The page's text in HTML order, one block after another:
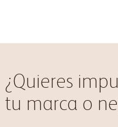
¿Quieres
tu marca o